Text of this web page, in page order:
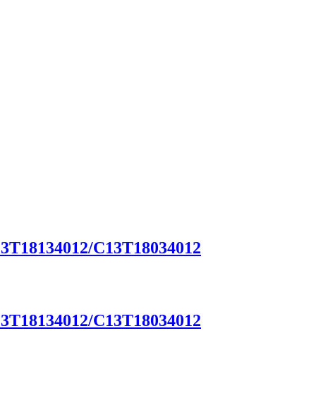
C13T18034012
C13T18034012